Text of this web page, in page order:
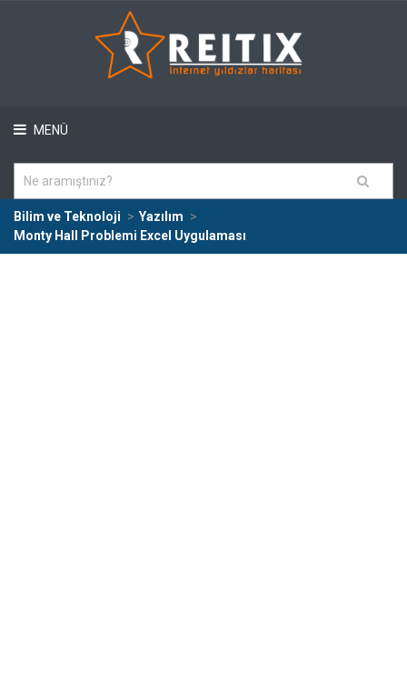
MENÜ
Bilim ve Teknoloji
Yazılım
Monty Hall Problemi Excel Uygulaması